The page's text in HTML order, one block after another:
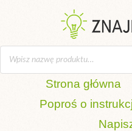
Strona główna
Poproś o